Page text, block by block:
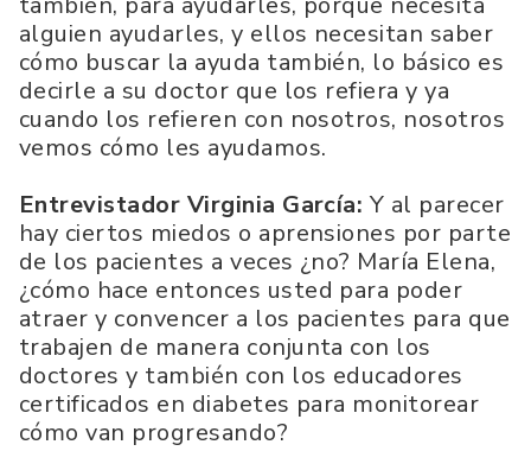
alguien ayudarles, y ellos necesitan saber
cómo buscar la ayuda también, lo básico es
decirle a su doctor que los refiera y ya
cuando los refieren con nosotros, nosotros
vemos cómo les ayudamos.
Entrevistador Virginia García:Y al parecer
hay ciertos miedos o aprensiones por parte
de los pacientes a veces ¿no? María Elena,
¿cómo hace entonces usted para poder
atraer y convencer a los pacientes para que
trabajen de manera conjunta con los
doctores y también con los educadores
certificados en diabetes para monitorear
cómo van progresando?